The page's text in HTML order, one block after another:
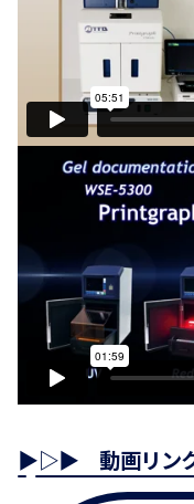
▶▷▶ 動画リ